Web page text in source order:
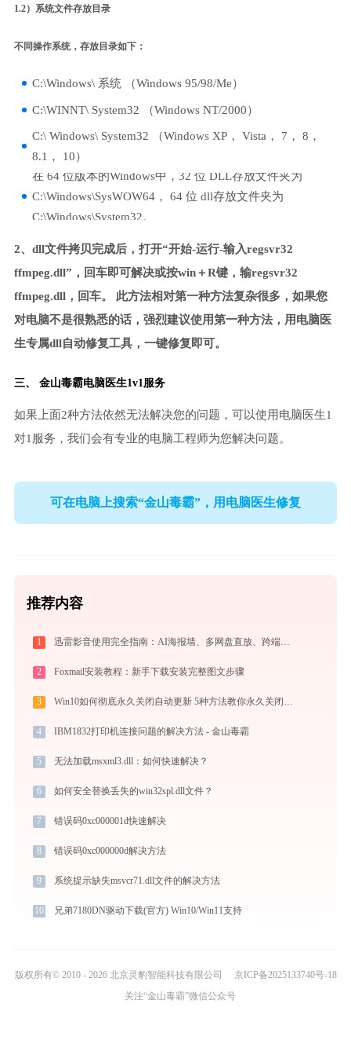
1.2）系统文件存放目录
不同操作系统，存放目录如下：
C:\Windows\ 系统 （Windows 95/98/Me）
C:\WINNT\ System32 （Windows NT/2000）
C:\ Windows\ System32 （Windows XP， Vista， 7， 8，
8.1， 10）
在 64 位版本的Windows中，32 位 DLL存放文件夹为
C:\Windows\SysWOW64， 64 位 dll存放文件夹为
C:\Windows\System32。
2、dll文件拷贝完成后，打开“开始-运行-输入regsvr32
ffmpeg.dll”，回车即可解决或按win＋R键，输regsvr32
ffmpeg.dll，回车。 此方法相对第一种方法复杂很多，如果您
对电脑不是很熟悉的话，强烈建议使用第一种方法，用电脑医
生专属dll自动修复工具，一键修复即可。
三、 金山毒霸电脑医生1v1服务
如果上面2种方法依然无法解决您的问题，可以使用电脑医生1
对1服务，我们会有专业的电脑工程师为您解决问题。
可在电脑上搜索“金山毒霸”，用电脑医生修复
推荐内容
1 迅雷影音使用完全指南：AI海报墙、多网盘直放、跨端同步，不止于播放器
2 Foxmail安装教程：新手下载安装完整图文步骤
3 Win10如何彻底永久关闭自动更新 5种方法教你永久关闭win10自动更新
4 IBM1832打印机连接问题的解决方法 - 金山毒霸
5 无法加载msxml3.dll：如何快速解决？
6 如何安全替换丢失的win32spl.dll文件？
7 错误码0xc000001d快速解决
8 错误码0xc000000d解决方法
9 系统提示缺失msvcr71.dll文件的解决方法
10 兄弟7180DN驱动下载(官方) Win10/Win11支持
版权所有© 2010 - 2026 北京灵豹智能科技有限公司
京ICP备2025133740号-18
关注“金山毒霸”微信公众号